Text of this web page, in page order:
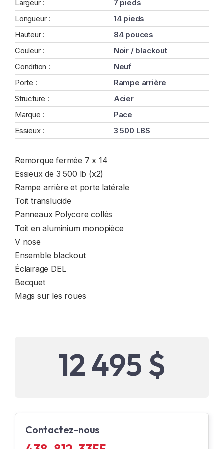
Largeur :
7 pieds
Longueur :
14 pieds
Hauteur :
84 pouces
Couleur :
Noir / blackout
Condition :
Neuf
Porte :
Rampe arrière
Structure :
Acier
Marque :
Pace
Essieux :
3 500 LBS
Remorque fermée 7 x 14
Essieux de 3 500 lb (x2)
Rampe arrière et porte latérale
Toit translucide
Panneaux Polycore collés
Toit en aluminium monopièce
V nose
Ensemble blackout
Éclairage DEL
Becquet
Mags sur les roues
12 495 $
Contactez-nous